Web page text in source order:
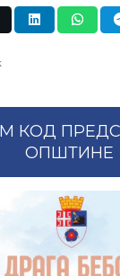
КОД
ОПШТИНЕ